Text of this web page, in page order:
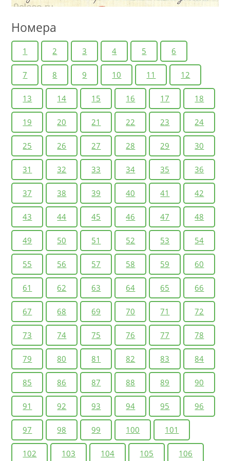
Номера
1 2 3 4 5 6
7 8 9 10 11 12
13 14 15 16 17 18
19 20 21 22 23 24
25 26 27 28 29 30
31 32 33 34 35 36
37 38 39 40 41 42
43 44 45 46 47 48
49 50 51 52 53 54
55 56 57 58 59 60
61 62 63 64 65 66
67 68 69 70 71 72
73 74 75 76 77 78
79 80 81 82 83 84
85 86 87 88 89 90
91 92 93 94 95 96
97 98 99 100 101
102 103 104 105 106